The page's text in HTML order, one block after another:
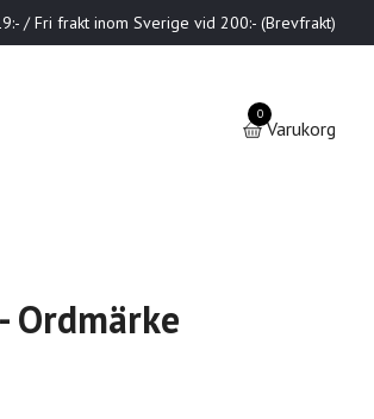
/ Fri frakt inom Sverige vid 200:- (Brevfrakt)
0
Varukorg
Ordmärke